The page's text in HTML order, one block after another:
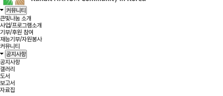
커뮤니티
큰빛나눔 소개
사업/프로그램소개
기부/후원 참여
재능기부/자원봉사
커뮤니티
공지사항
공지사항
갤러리
도서
보고서
자료집